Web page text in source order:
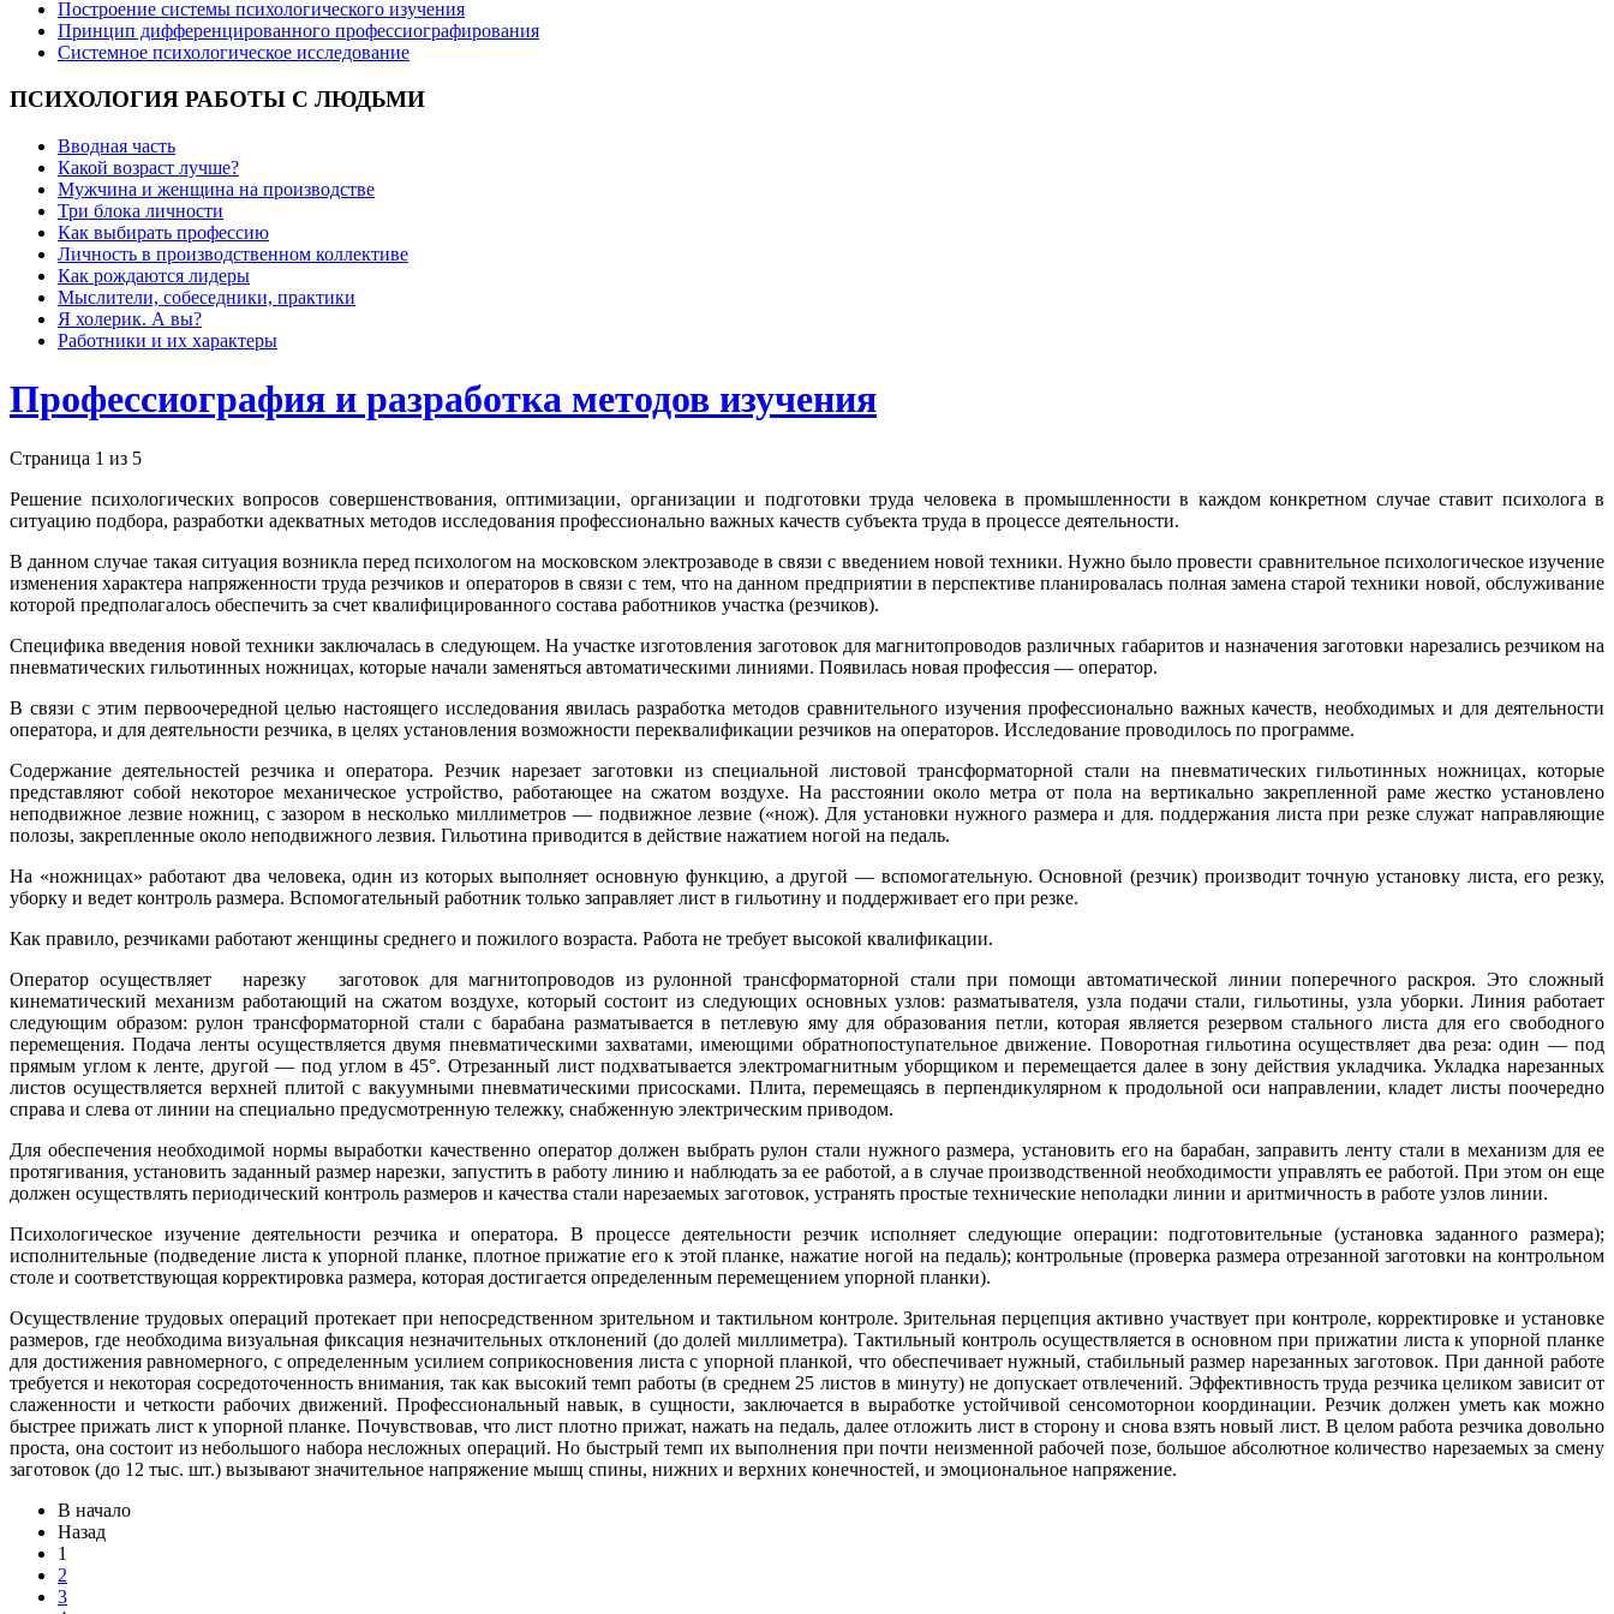
Построение системы психологического изучения
Принцип дифференцированного профессиографирования
Системное психологическое исследование
ПСИХОЛОГИЯ РАБОТЫ С ЛЮДЬМИ
Вводная часть
Какой возраст лучше?
Мужчина и женщина на производстве
Три блока личности
Как выбирать профессию
Личность в производственном коллективе
Как рождаются лидеры
Мыслители, собеседники, практики
Я холерик. А вы?
Работники и их характеры
Профессиография и разработка методов изучения
Страница 1 из 5
Решение психологических вопросов совершенствования, оптимизации, организации и подготовки труда человека в промышленности в каждом конкретном случае ставит психолога в
ситуацию подбора, разработки адекватных методов исследования профессионально важных качеств субъекта труда в процессе деятельности.
В данном случае такая ситуация возникла перед психологом на московском электрозаводе в связи с введением новой техники. Нужно было провести сравнительное психологическое изучение
изменения характера напряженности труда резчиков и операторов в связи с тем, что на данном предприятии в перспективе планировалась полная замена старой техники новой, обслуживание
которой предполагалось обеспечить за счет квалифицированного состава работников участка (резчиков).
Специфика введения новой техники заключалась в следующем. На участке изготовления заготовок для магнитопроводов различных габаритов и назначения заготовки нарезались резчиком на
пневматических гильотинных ножницах, которые начали заменяться автоматическими линиями. Появилась новая профессия — оператор.
В связи с этим первоочередной целью настоящего исследования явилась разработка методов сравнительного изучения профессионально важных качеств, необходимых и для деятельности
оператора, и для деятельности резчика, в целях установления возможности переквалификации резчиков на операторов. Исследование проводилось по программе.
Содержание деятельностей резчика и оператора. Резчик нарезает заготовки из специальной листовой трансформаторной стали на пневматических гильотинных ножницах, которые
представляют собой некоторое механическое устройство, работающее на сжатом воздухе. На расстоянии около метра от пола на вертикально закрепленной раме жестко установлено
неподвижное лезвие ножниц, с зазором в несколько миллиметров — подвижное лезвие («нож). Для установки нужного размера и для. поддержания листа при резке служат направляющие
полозы, закрепленные около неподвижного лезвия. Гильотина приводится в действие нажатием ногой на педаль.
На «ножницах» работают два человека, один из которых выполняет основную функцию, а другой — вспомогательную. Основной (резчик) производит точную установку листа, его резку,
уборку и ведет контроль размера. Вспомогательный работник только заправляет лист в гильотину и поддерживает его при резке.
Как правило, резчиками работают женщины среднего и пожилого возраста. Работа не требует высокой квалификации.
Оператор осуществляет нарезку заготовок для магнитопроводов из рулонной трансформаторной стали при помощи автоматической линии поперечного раскроя. Это сложный
кинематический механизм работающий на сжатом воздухе, который состоит из следующих основных узлов: разматывателя, узла подачи стали, гильотины, узла уборки. Линия работает
следующим образом: рулон трансформаторной стали с барабана разматывается в петлевую яму для образования петли, которая является резервом стального листа для его свободного
перемещения. Подача ленты осуществляется двумя пневматическими захватами, имеющими обратнопоступательное движение. Поворотная гильотина осуществляет два реза: один — под
прямым углом к ленте, другой — под углом в 45°. Отрезанный лист подхватывается электромагнитным уборщиком и перемещается далее в зону действия укладчика. Укладка нарезанных
листов осуществляется верхней плитой с вакуумными пневматическими присосками. Плита, перемещаясь в перпендикулярном к продольной оси направлении, кладет листы поочередно
справа и слева от линии на специально предусмотренную тележку, снабженную электрическим приводом.
Для обеспечения необходимой нормы выработки качественно оператор должен выбрать рулон стали нужного размера, установить его на барабан, заправить ленту стали в механизм для ее
протягивания, установить заданный размер нарезки, запустить в работу линию и наблюдать за ее работой, а в случае производственной необходимости управлять ее работой. При этом он еще
должен осуществлять периодический контроль размеров и качества стали нарезаемых заготовок, устранять простые технические неполадки линии и аритмичность в работе узлов линии.
Психологическое изучение деятельности резчика и оператора. В процессе деятельности резчик исполняет следующие операции: подготовительные (установка заданного размера);
исполнительные (подведение листа к упорной планке, плотное прижатие его к этой планке, нажатие ногой на педаль); контрольные (проверка размера отрезанной заготовки на контрольном
столе и соответствующая корректировка размера, которая достигается определенным перемещением упорной планки).
Осуществление трудовых операций протекает при непосредственном зрительном и тактильном контроле. Зрительная перцепция активно участвует при контроле, корректировке и установке
размеров, где необходима визуальная фиксация незначительных отклонений (до долей миллиметра). Тактильный контроль осуществляется в основном при прижатии листа к упорной планке
для достижения равномерного, с определенным усилием соприкосновения листа с упорной планкой, что обеспечивает нужный, стабильный размер нарезанных заготовок. При данной работе
требуется и некоторая сосредоточенность внимания, так как высокий темп работы (в среднем 25 листов в минуту) не допускает отвлечений. Эффективность труда резчика целиком зависит от
слаженности и четкости рабочих движений. Профессиональный навык, в сущности, заключается в выработке устойчивой сенсомоторнои координации. Резчик должен уметь как можно
быстрее прижать лист к упорной планке. Почувствовав, что лист плотно прижат, нажать на педаль, далее отложить лист в сторону и снова взять новый лист. В целом работа резчика довольно
проста, она состоит из небольшого набора несложных операций. Но быстрый темп их выполнения при почти неизменной рабочей позе, большое абсолютное количество нарезаемых за смену
заготовок (до 12 тыс. шт.) вызывают значительное напряжение мышц спины, нижних и верхних конечностей, и эмоциональное напряжение.
В начало
Назад
1
2
3